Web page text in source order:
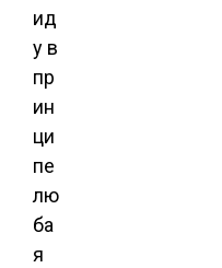
ид
у в
пр
ин
ци
пе
лю
ба
я